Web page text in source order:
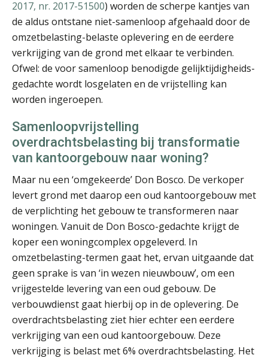
2017, nr. 2017-51500) worden de scherpe kantjes van
de aldus ontstane niet-samenloop afgehaald door de
omzetbelasting-belaste oplevering en de eerdere
verkrijging van de grond met elkaar te verbinden.
Ofwel: de voor samenloop benodigde gelijktijdigheids-
gedachte wordt losgelaten en de vrijstelling kan
worden ingeroepen.
Samenloopvrijstelling
overdrachtsbelasting bij transformatie
van kantoorgebouw naar woning?
Maar nu een ‘omgekeerde’ Don Bosco. De verkoper
levert grond met daarop een oud kantoorgebouw met
de verplichting het gebouw te transformeren naar
woningen. Vanuit de Don Bosco-gedachte krijgt de
koper een woningcomplex opgeleverd. In
omzetbelasting-termen gaat het, ervan uitgaande dat
geen sprake is van ‘in wezen nieuwbouw’, om een
vrijgestelde levering van een oud gebouw. De
verbouwdienst gaat hierbij op in de oplevering. De
overdrachtsbelasting ziet hier echter een eerdere
verkrijging van een oud kantoorgebouw. Deze
verkrijging is belast met 6% overdrachtsbelasting. Het
Sazas WIA-experts
mr. Nienke ten Donkelaar
mr. Theo Hoogwout
mr. drs. Wicher-Henk Krabbe